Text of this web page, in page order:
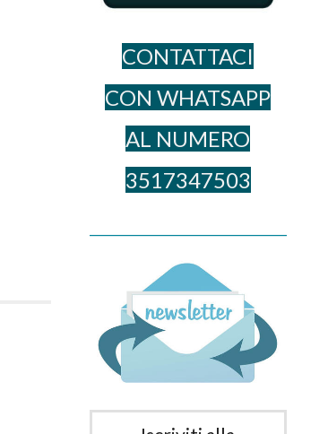
CONTATTACI
CON WHATSAPP
AL NUME​RO
3517347503